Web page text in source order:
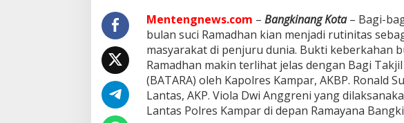
n
A
T
A
R
A
S
e
Mentengnews.com – Bangkinang Kota– Bagi-
bulan suci Ramadhan kian menjadi rutinitas
masyarakat di penjuru dunia. Bukti keberkahan
Ramadhan makin terlihat jelas dengan Bagi
(BATARA) oleh Kapolres Kampar, AKBP. Ronald
Lantas, AKP. Viola Dwi Anggreni yang
Lantas Polres Kampar di depan Ramayana